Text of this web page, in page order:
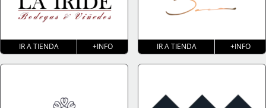
IR A TIENDA +INFO IR A TIENDA +INFO